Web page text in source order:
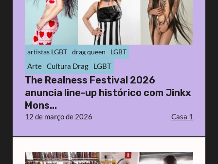
artistas LGBT drag queen LGBT
Arte Cultura Drag LGBT
The Realness Festival 2026
anuncia line-up histórico com Jinkx
Mons...
12 de março de 2026 Casa 1